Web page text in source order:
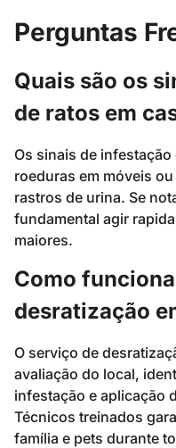
Perguntas
Quais são os
de ratos em
Os sinais de
roeduras em móveis
rastros de urina. Se
fundamental agir
maiores.
Como
desratização
O serviço de
avaliação do local,
infestação e aplicação
Técnicos treinados
família e pets durante